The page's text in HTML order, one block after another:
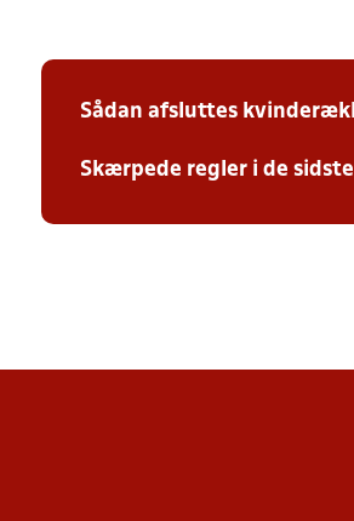
Sådan afsluttes
Skærpede regler i de